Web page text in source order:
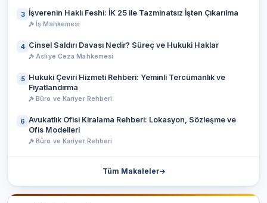
3 İşverenin Haklı Feshi: İK 25 ile Tazminatsız İşten Çıkarılma
İş Mahkemesi
4 Cinsel Saldırı Davası Nedir? Süreç ve Hukuki Haklar
Asliye Ceza Mahkemesi
5 Hukuki Çeviri Hizmeti Rehberi: Yeminli Tercümanlık ve
Fiyatlandırma
Büro ve Kariyer Rehberi
6 Avukatlık Ofisi Kiralama Rehberi: Lokasyon, Sözleşme ve
Ofis Modelleri
Büro ve Kariyer Rehberi
Tüm Makaleler